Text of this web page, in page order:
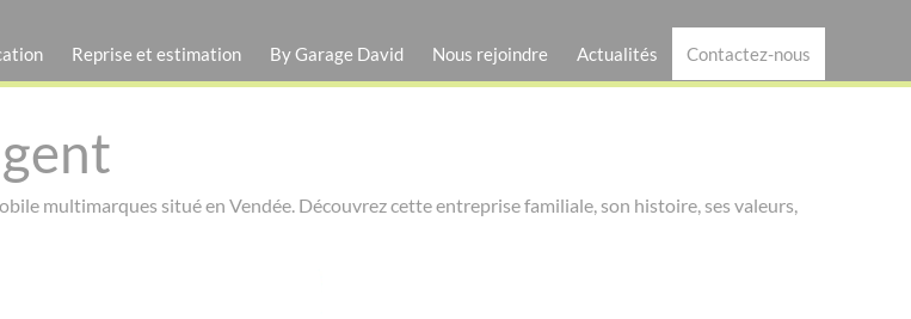
Reprise et estimation By Garage David Nous rejoindre Actualités Contactez-nous
multimarques situé en Vendée. Découvrez cette entreprise familiale, son histoire, ses valeurs,